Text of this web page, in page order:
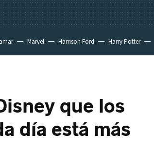
Marvel Harrison Ford Harry Potter
que los
día está más